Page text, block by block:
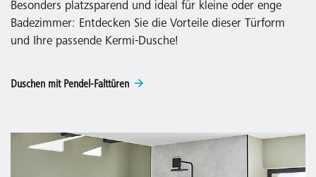
Besonders platzsparend und ideal für kleine oder enge
Badezimmer: Entdecken Sie die Vorteile dieser Türform
und Ihre passende Kermi-Dusche!
Duschen mit Pendel-Falttüren